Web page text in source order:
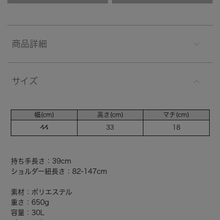
商品詳細
サイズ
幅(cm)
44
高さ(cm)
33
マチ(cm)
18
持ち手長さ：39cm
ショルダー紐長さ：82-147cm
素材：ポリエステル
重さ：650g
容量：30L